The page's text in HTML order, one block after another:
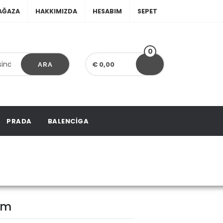
HAKKIMIZDA HESABIM SEPET
ARA € 0,00
0
PRADA BALENCIGA